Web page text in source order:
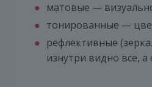
матовые —
тонированные —
рефлективные
изнутри видно все,